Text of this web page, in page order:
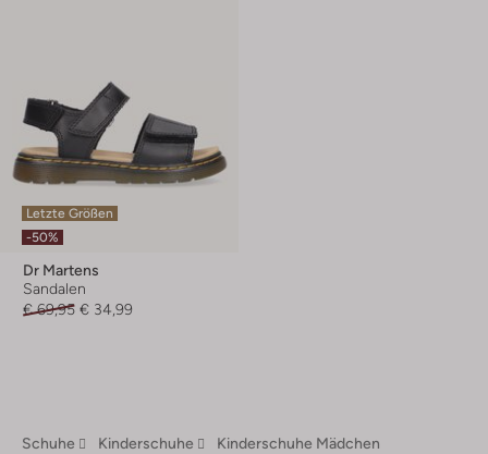
Letzte Größen
-50%
Dr Martens
Sandalen
€ 69,95 € 34,99
Schuhe Kinderschuhe Kinderschuhe Mädchen